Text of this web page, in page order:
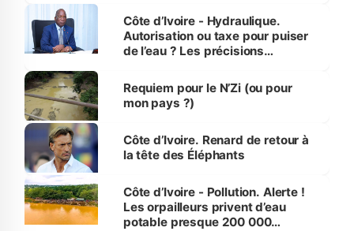
Côte d’Ivoire - Hydraulique.
Autorisation ou taxe pour puiser
de l’eau ? Les précisions
Requiem pour le N’Zi (ou pour
mon pays ?)
Côte d’Ivoire. Renard de retour à
la tête des Éléphants
Côte d’Ivoire - Pollution. Alerte !
Les orpailleurs privent d’eau
potable presque 200 000